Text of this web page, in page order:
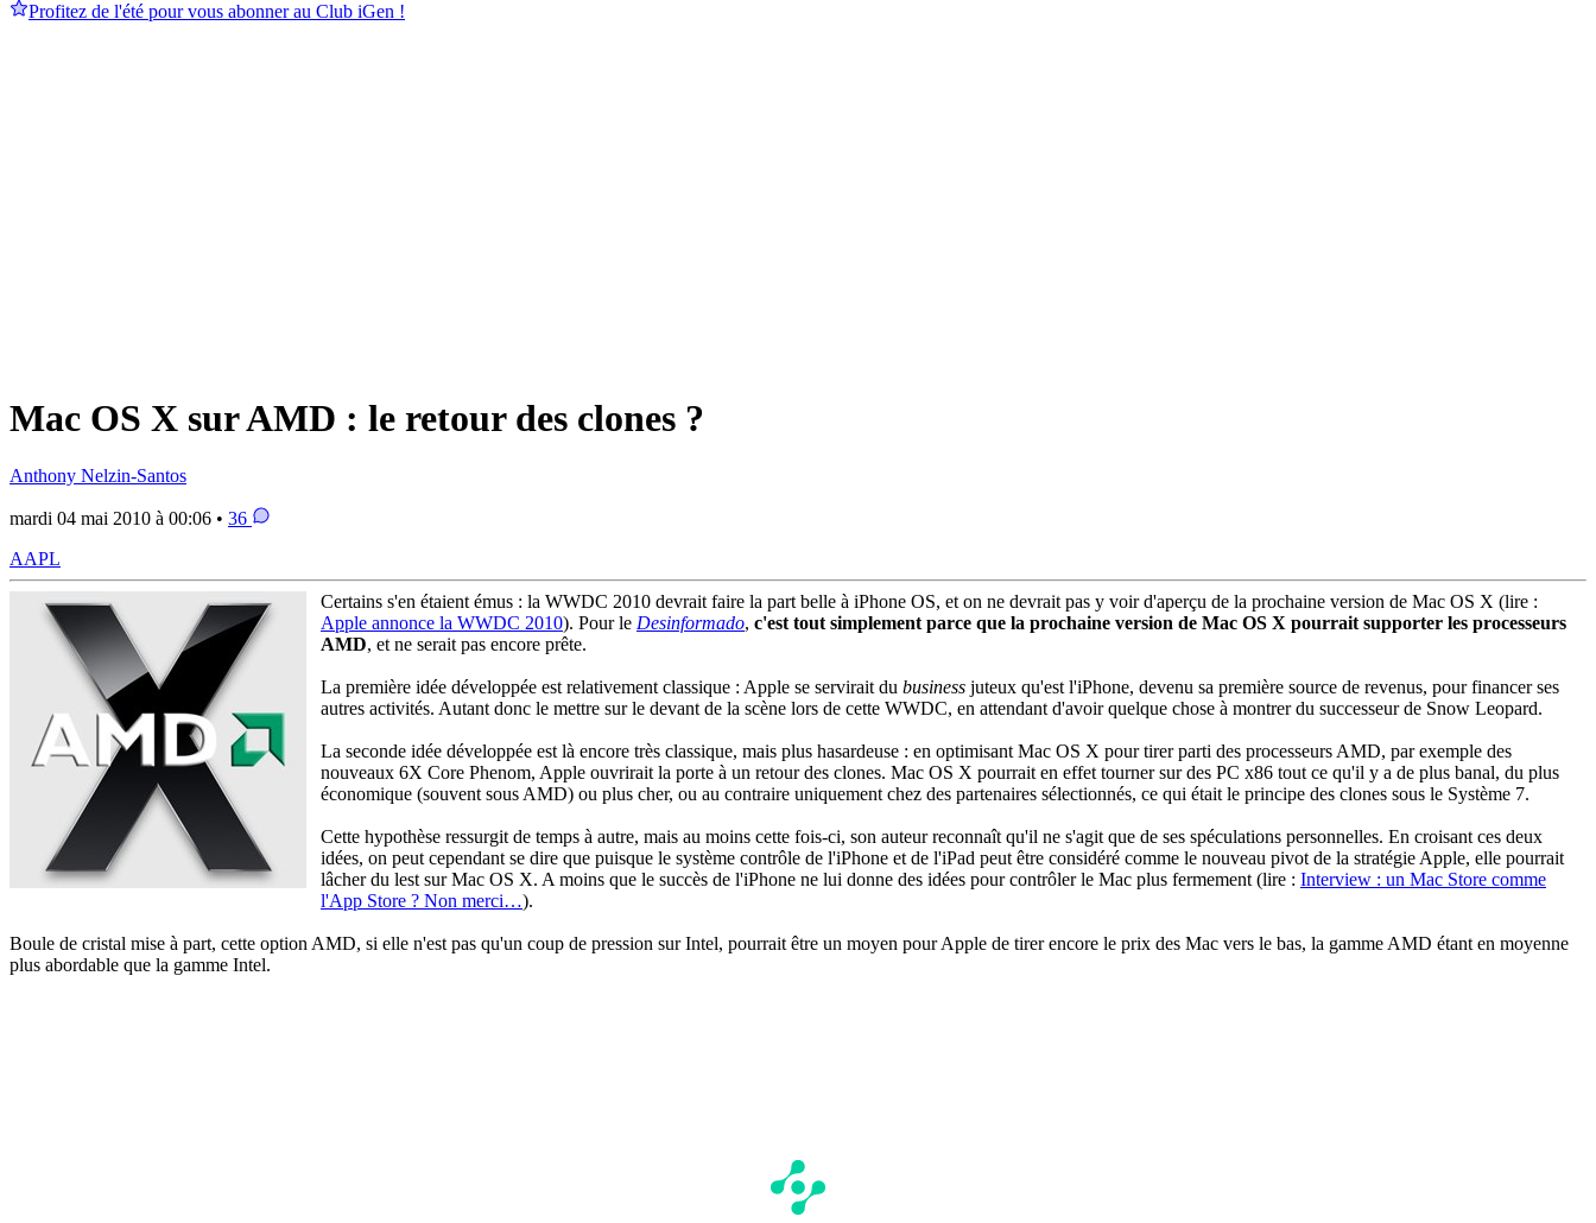
Profitez de l'été pour vous abonner au Club iGen !
Mac OS X sur AMD : le retour des clones ?
Anthony Nelzin-Santos
mardi 04 mai 2010 à 00:06 • 36
AAPL
Certains s'en étaient émus : la WWDC 2010 devrait faire la part belle à iPhone OS, et on ne devrait pas y voir d'aperçu de la prochaine version de Mac OS X (lire :
Apple annonce la WWDC 2010). Pour le Desinformado, c'est tout simplement parce que la prochaine version de Mac OS X pourrait supporter les processeurs
AMD, et ne serait pas encore prête.
La première idée développée est relativement classique : Apple se servirait du business juteux qu'est l'iPhone, devenu sa première source de revenus, pour financer ses
autres activités. Autant donc le mettre sur le devant de la scène lors de cette WWDC, en attendant d'avoir quelque chose à montrer du successeur de Snow Leopard.
La seconde idée développée est là encore très classique, mais plus hasardeuse : en optimisant Mac OS X pour tirer parti des processeurs AMD, par exemple des
nouveaux 6X Core Phenom, Apple ouvrirait la porte à un retour des clones. Mac OS X pourrait en effet tourner sur des PC x86 tout ce qu'il y a de plus banal, du plus
économique (souvent sous AMD) ou plus cher, ou au contraire uniquement chez des partenaires sélectionnés, ce qui était le principe des clones sous le Système 7.
Cette hypothèse ressurgit de temps à autre, mais au moins cette fois-ci, son auteur reconnaît qu'il ne s'agit que de ses spéculations personnelles. En croisant ces deux
idées, on peut cependant se dire que puisque le système contrôle de l'iPhone et de l'iPad peut être considéré comme le nouveau pivot de la stratégie Apple, elle pourrait
lâcher du lest sur Mac OS X. A moins que le succès de l'iPhone ne lui donne des idées pour contrôler le Mac plus fermement (lire : Interview : un Mac Store comme
l'App Store ? Non merci…).
Boule de cristal mise à part, cette option AMD, si elle n'est pas qu'un coup de pression sur Intel, pourrait être un moyen pour Apple de tirer encore le prix des Mac vers le bas, la gamme AMD étant en moyenne
plus abordable que la gamme Intel.